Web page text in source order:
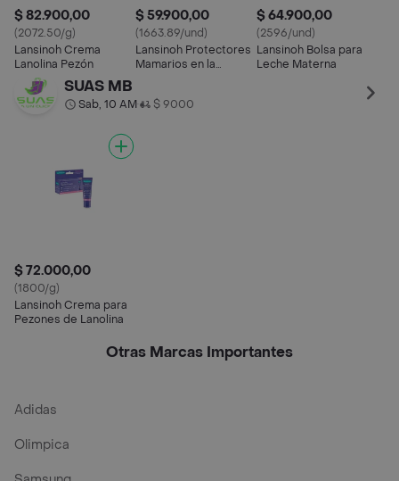
$ 82.900,00
(2072.50/g)
Lansinoh Crema
Lanolina Pezón
$ 59.900,00
(1663.89/und)
Lansinoh Protectores
Mamarios en la
$ 64.900,00
(2596/und)
Lansinoh Bolsa para
Leche Materna
SUAS MB
Sab, 10 AM• $ 9000
$ 72.000,00
(1800/g)
Lansinoh Crema para
Pezones de Lanolina
Otras Marcas Importantes
Adidas
Olimpica